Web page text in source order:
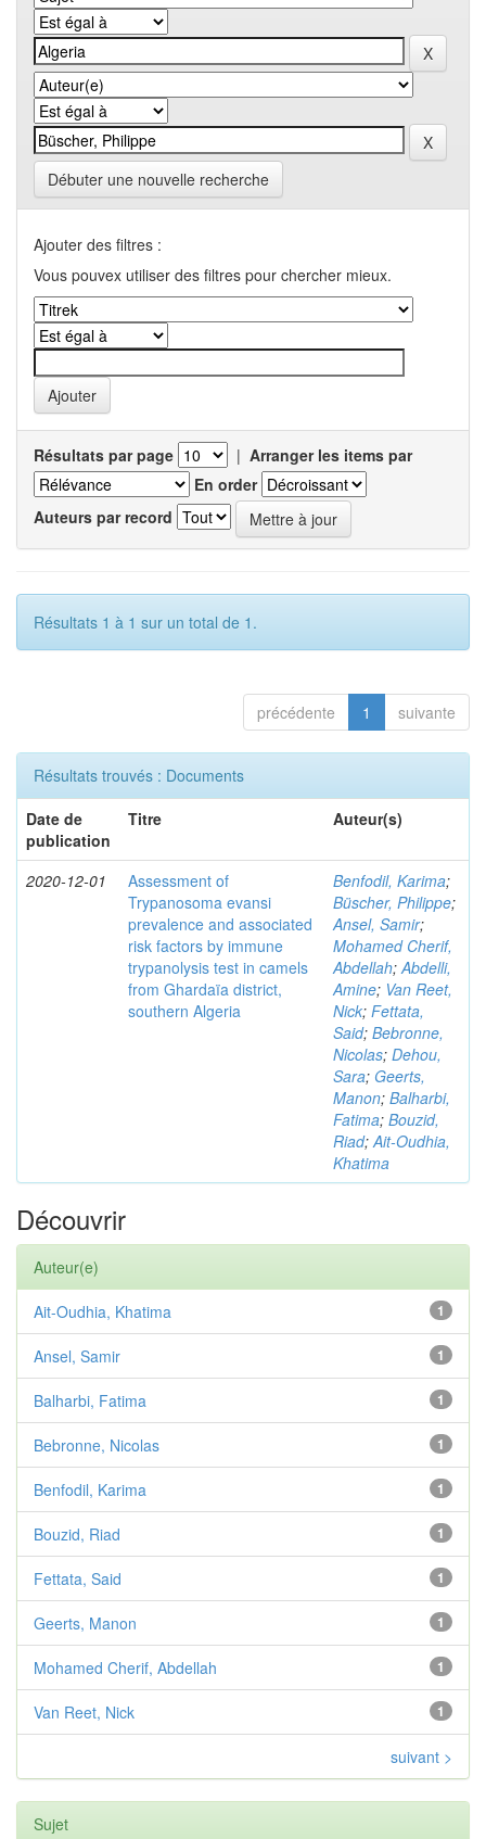
Débuter une nouvelle recherche
Ajouter des filtres :
Vous pouvex utiliser des filtres pour chercher mieux.
Résultats par page | Arranger les items par
En order
Auteurs par record
Résultats 1 à 1 sur un total de 1.
précédente 1 suivante
Résultats trouvés : Documents
Date de
publication
Titre Auteur(s)
2020-12-01
Assessment of
Trypanosoma evansi
prevalence and associated
risk factors by immune
trypanolysis test in camels
from Ghardaïa district,
southern Algeria
Benfodil, Karima;
Büscher, Philippe;
Ansel, Samir;
Mohamed Cherif,
Abdellah;Abdelli,
Amine; Van Reet,
Nick; Fettata,
Said; Bebronne,
Nicolas; Dehou,
Sara; Geerts,
Manon; Balharbi,
Fatima; Bouzid,
Riad;Ait-Oudhia,
Khatima
Découvrir
Auteur(e)
1
Ait-Oudhia, Khatima
1
Ansel, Samir
1
Balharbi, Fatima
1
Bebronne, Nicolas
1
Benfodil, Karima
1
Bouzid, Riad
1
Fettata, Said
1
Geerts, Manon
1
Mohamed Cherif, Abdellah
1
Van Reet, Nick
suivant >
Sujet